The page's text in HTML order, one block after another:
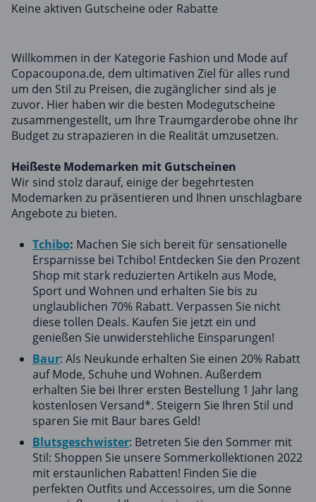
Keine aktiven Gutscheine oder Rabatte
Willkommen in der Kategorie Fashion und Mode auf
Copacoupona.de, dem ultimativen Ziel für alles rund
um den Stil zu Preisen, die zugänglicher sind als je
zuvor. Hier haben wir die besten Modegutscheine
zusammengestellt, um Ihre Traumgarderobe ohne Ihr
Budget zu strapazieren in die Realität umzusetzen.
Heißeste Modemarken mit Gutscheinen
Wir sind stolz darauf, einige der begehrtesten
Modemarken zu präsentieren und Ihnen unschlagbare
Angebote zu bieten.
Tchibo: Machen Sie sich bereit für sensationelle
Ersparnisse bei Tchibo! Entdecken Sie den Prozent
Shop mit stark reduzierten Artikeln aus Mode,
Sport und Wohnen und erhalten Sie bis zu
unglaublichen 70% Rabatt. Verpassen Sie nicht
diese tollen Deals. Kaufen Sie jetzt ein und
genießen Sie unwiderstehliche Einsparungen!
Baur: Als Neukunde erhalten Sie einen 20% Rabatt
auf Mode, Schuhe und Wohnen. Außerdem
erhalten Sie bei Ihrer ersten Bestellung 1 Jahr lang
kostenlosen Versand*. Steigern Sie Ihren Stil und
sparen Sie mit Baur bares Geld!
Blutsgeschwister: Betreten Sie den Sommer mit
Stil: Shoppen Sie unsere Sommerkollektionen 2022
mit erstaunlichen Rabatten! Finden Sie die
perfekten Outfits und Accessoires, um die Sonne